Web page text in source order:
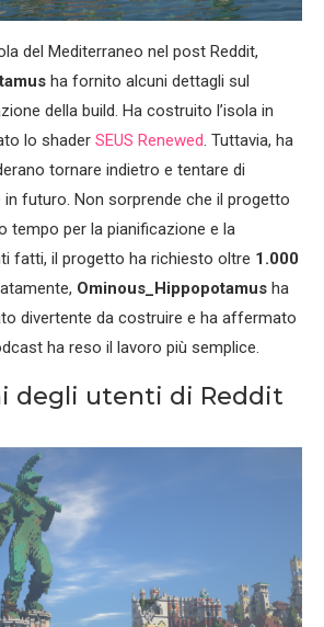
del Mediterraneo nel post Reddit,
ha fornito alcuni dettagli sul
della build. Ha costruito l’isola in
lo shader SEUS Renewed. Tuttavia, ha
tornare indietro e tentare di
in futuro. Non sorprende che il progetto
tempo per la pianificazione e la
fatti, il progetto ha richiesto oltre 1.000
Ominous_Hippopotamus ha
divertente da costruire e ha affermato
ha reso il lavoro più semplice.
degli utenti di Reddit